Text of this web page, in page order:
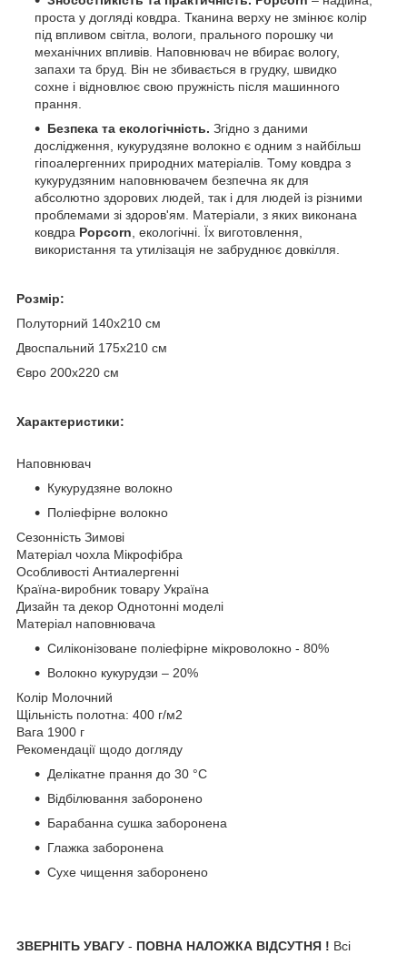
проста у догляді ковдра. Тканина верху не змінює колір
під впливом світла, вологи, прального порошку чи
механічних впливів. Наповнювач не вбирає вологу,
запахи та бруд. Він не збивається в грудку, швидко
сохне і відновлює свою пружність після машинного
прання.
Безпека та екологічність. Згідно з даними
дослідження, кукурудзяне волокно є одним з найбільш
гіпоалергенних природних матеріалів. Тому ковдра з
кукурудзяним наповнювачем безпечна як для
абсолютно здорових людей, так і для людей із різними
проблемами зі здоров'ям. Матеріали, з яких виконана
ковдра Popcorn, екологічні. Їх виготовлення,
використання та утилізація не забруднює довкілля.
Розмір:
Полуторний 140х210 см
Двоспальний 175х210 см
Євро 200х220 см
Характеристики:
Наповнювач
Кукурудзяне волокно
Поліефірне волокно
Сезонність Зимові
Матеріал чохла Мікрофібра
Особливості Антиалергенні
Країна-виробник товару Україна
Дизайн та декор Однотонні моделі
Матеріал наповнювача
Силіконізоване поліефірне мікроволокно - 80%
Волокно кукурудзи – 20%
Колір Молочний
Щільність полотна: 400 г/м2
Вага 1900 г
Рекомендації щодо догляду
Делікатне прання до 30 °C
Відбілювання заборонено
Барабанна сушка заборонена
Глажка заборонена
Сухе чищення заборонено
ЗВЕРНІТЬ УВАГУ - ПОВНА НАЛОЖКА ВІДСУТНЯ ! Всі